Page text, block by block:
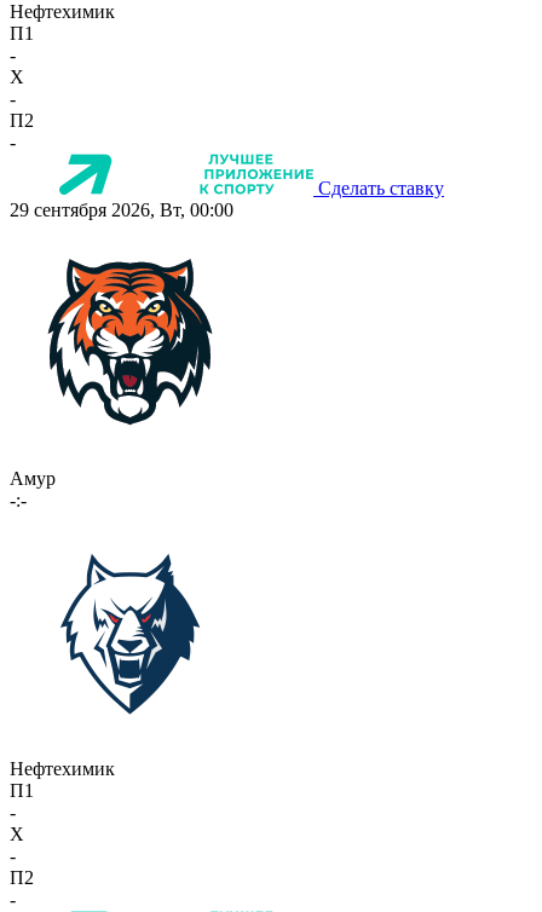
Нефтехимик
П1
-
X
-
П2
-
Сделать ставку
29 сентября 2026, Вт, 00:00
Амур
-:-
Нефтехимик
П1
-
X
-
П2
-